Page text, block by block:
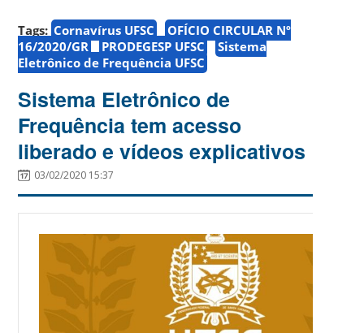
Tags: Cornavírus UFSC
OFÍCIO CIRCULAR Nº
16/2020/GR
PRODEGESP UFSC
Sistema
Eletrônico de Frequência UFSC
Sistema Eletrônico de
Frequência tem acesso
liberado e vídeos explicativos
03/02/2020 15:37